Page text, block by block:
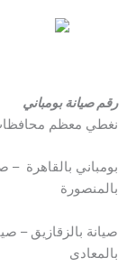
رقم صيانة بومباني
نغطي معظم
بومباني بالقاهرة –
بالمنصورة
بالمعادى